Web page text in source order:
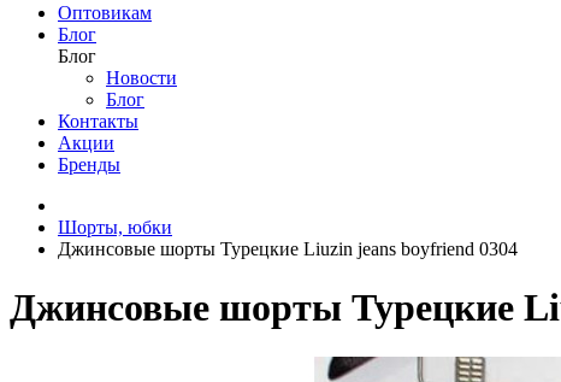
Оптовикам
Блог
Блог
Новости
Блог
Контакты
Акции
Бренды
Шорты, юбки
Джинсовые шорты Турецкие Liuzin jeans boyfriend 0304
Джинсовые шорты Турецкие